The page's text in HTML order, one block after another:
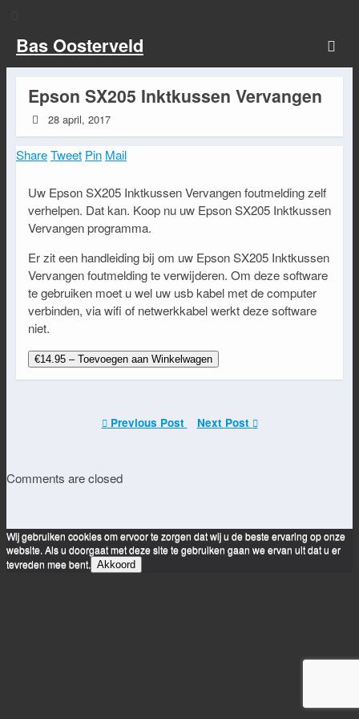
Bas Oosterveld
Epson SX205 Inktkussen Vervangen
28 april, 2017
ShareTweet Pin Mail
Uw Epson SX205 Inktkussen Vervangen foutmelding zelf
verhelpen. Dat kan. Koop nu uw Epson SX205 Inktkussen
Vervangen programma.
Er zit een handleiding bij om uw Epson SX205 Inktkussen
Vervangen foutmelding te verwijderen. Om deze software
te gebruiken moet u wel uw usb kabel met de computer
verbinden, via wifi of netwerkkabel werkt deze software
niet.
€14.95 – Toevoegen aan Winkelwagen
Previous Post Next Post
Comments are closed
Wij gebruiken cookies om ervoor te zorgen dat wij u de beste ervaring op onze
website. Als u doorgaat met deze site te gebruiken gaan we ervan uit dat u er
tevreden mee bent. Akkoord